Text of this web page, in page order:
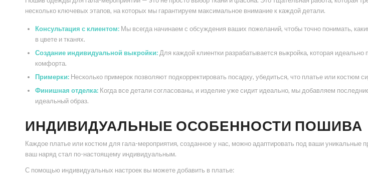
несколько ключевых этапов, на которых мы гарантируем максимальное внимание к каждой детали.
Консультация с клиентом: Мы всегда начинаем с обсуждения ваших пожеланий, чтобы точно понимать,
в цвете и тканях.
Создание индивидуальной выкройки: Для каждой клиентки разрабатывается выкройка, которая
комфорта.
Примерки: Несколько примерок позволяют подкорректировать посадку, убедиться, что платье или костюм
Финишная отделка: Когда все детали согласованы, и изделие уже сидит идеально, мы добавляем
идеальный образ.
ИНДИВИДУАЛЬНЫЕ ОСОБЕННОСТИ ПОШИВА
Каждое платье или костюм для гала-мероприятия, созданное у нас, можно адаптировать под ваши
ваш наряд стал по-настоящему индивидуальным.
С помощью индивидуальных настроек вы можете добавить в платье: